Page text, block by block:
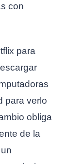
con
para
para verlo
obliga
de la